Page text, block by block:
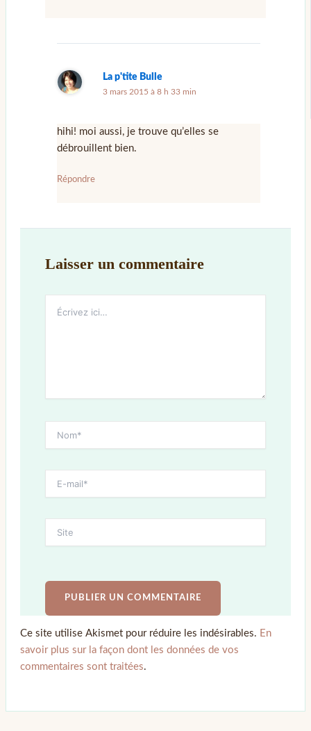
La p'tite Bulle
3 mars 2015 à 8 h 33 min
hihi! moi aussi, je trouve qu’elles se
débrouillent bien.
Répondre
Laisser un commentaire
ici…
Ce site utilise Akismet pour réduire les indésirables. En
savoir plus sur la façon dont les données de vos
commentaires sont traitées.